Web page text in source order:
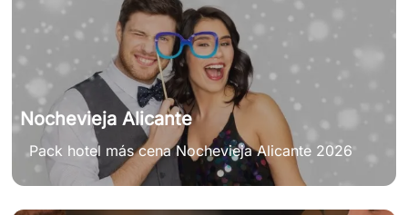
Nochevieja Alicante
Pack hotel más cena Nochevieja Alicante 2026